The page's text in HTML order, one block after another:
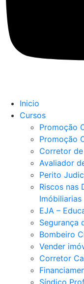
Inicio
Cursos
Promoção
Promoção
Corretor
Avaliador
Perito
Riscos nas
Imóbiliarias
EJA –
Segurança
Bombeiro
Vender
Corretor